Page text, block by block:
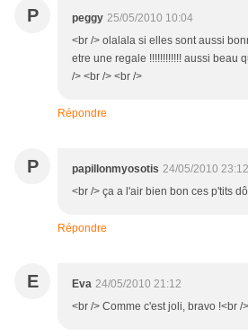
P peggy 25/05/2010 10:04
<br /> olalala si elles sont aussi
etre une regale !!!!!!!!!!!! aussi beau
/> <br /> <br />
Répondre
P papillonmyosotis 24/05/2010 23:12
<br /> ça a l'air bien bon ces p'tits
Répondre
E Eva 24/05/2010 21:12
<br /> Comme c'est joli, bravo !<br /